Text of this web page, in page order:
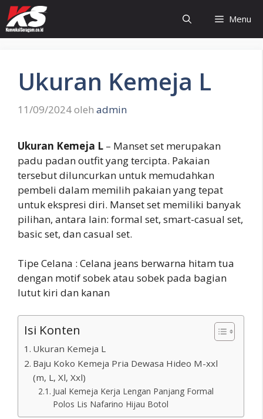
Langsung
ke
isi
Menu
Ukuran Kemeja L
11/09/2024oleh admin
Ukuran Kemeja L – Manset set merupakan
padu padan outfit yang tercipta. Pakaian
tersebut diluncurkan untuk memudahkan
pembeli dalam memilih pakaian yang tepat
untuk ekspresi diri. Manset set memiliki banyak
pilihan, antara lain: formal set, smart-casual set,
basic set, dan casual set.
Tipe Celana : Celana jeans berwarna hitam tua
dengan motif sobek atau sobek pada bagian
lutut kiri dan kanan
Isi Konten
Ukuran Kemeja L
Baju Koko Kemeja Pria Dewasa Hideo M-xxl
(m, L, Xl, Xxl)
Jual Kemeja Kerja Lengan Panjang Formal
Polos Lis Nafarino Hijau Botol